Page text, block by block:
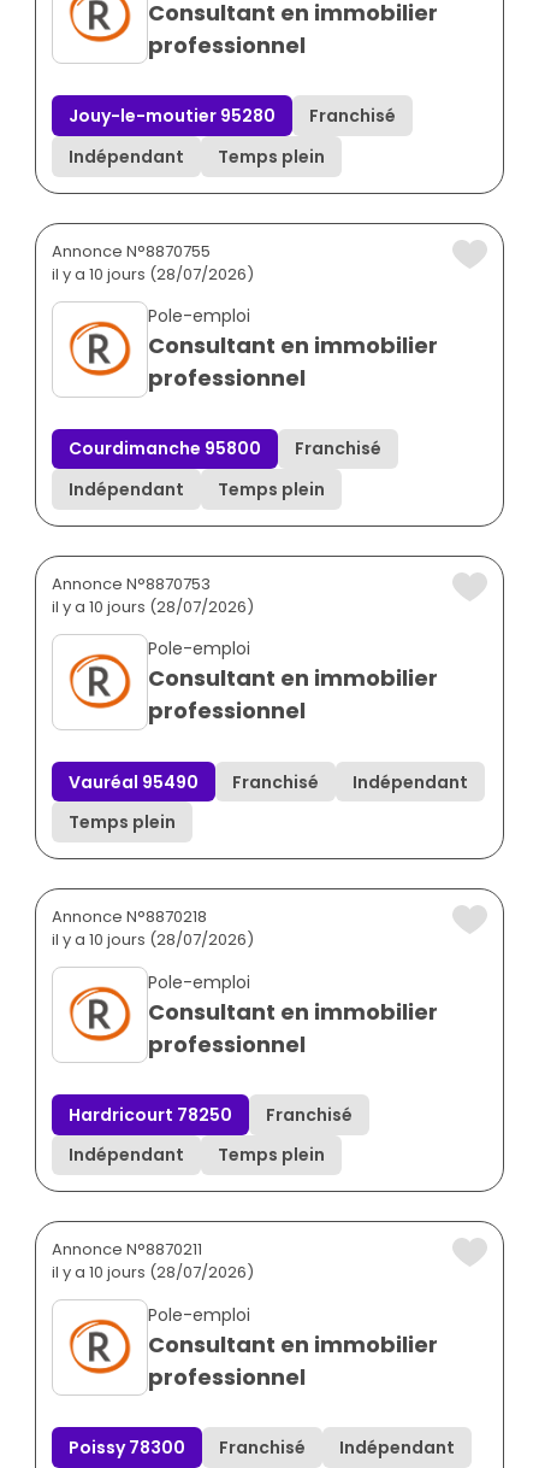
Consultant en immobilier
professionnel
Jouy-le-moutier 95280
Franchisé
Indépendant
Temps plein
Annonce N°8870755
il y a 10 jours (28/07/2026)
Pole-emploi
Consultant en immobilier
professionnel
Courdimanche 95800
Franchisé
Indépendant
Temps plein
Annonce N°8870753
il y a 10 jours (28/07/2026)
Pole-emploi
Consultant en immobilier
professionnel
Vauréal 95490 Franchisé
Indépendant
Temps plein
Annonce N°8870218
il y a 10 jours (28/07/2026)
Pole-emploi
Consultant en immobilier
professionnel
Hardricourt 78250
Franchisé
Indépendant
Temps plein
Annonce N°8870211
il y a 10 jours (28/07/2026)
Pole-emploi
Consultant en immobilier
professionnel
Poissy 78300 Franchisé Indépendant